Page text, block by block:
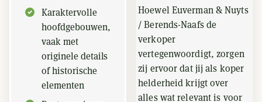
Karaktervolle
hoofdgebouwen,
vaak met
originele details
of historische
elementen
Hoewel Euverman & Nuyts
/ Berends-Naafs de
verkoper
vertegenwoordigt, zorgen
zij ervoor dat jij als koper
helderheid krijgt over
alles wat relevant is voor